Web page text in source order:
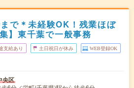
まで＊未経験OK！残業ほぼ
】東千葉で一般事務
支給あり 土日祝日が休み WEB登録OK
央区